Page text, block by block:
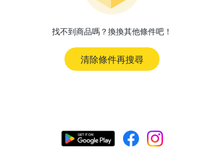
找不到商品嗎？換換其他條件吧！
清除條件再搜尋